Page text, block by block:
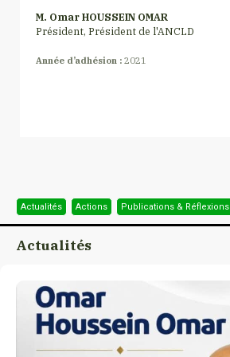
M. Omar HOUSSEIN OMAR
Président, Président de l'ANCLD
Année d’adhésion : 2021
Actualités Actions Publications & Réflexions
Actualités